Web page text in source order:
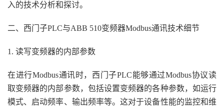
入的技术分析和探讨。
二、西门子PLC与ABB 510变频器Modbus通讯技术细节
1. 读写变频器的内部参数
在进行Modbus通讯时，西门子PLC能够通过Modbus协议读
取变频器的内部参数，包括设置变频器的各种参数，如运行
模式、启动频率、输出频率等。这对于设备性能的监控和维